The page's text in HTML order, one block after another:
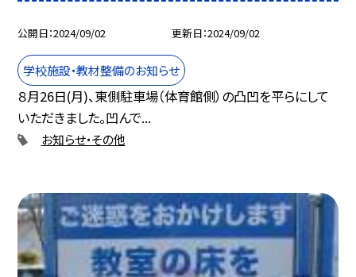
公開日 2024/09/02 更新日 2024/09/02
学校施設・教材整備のお知らせ
８月26日(月)、東側駐車場（体育館側）の凸凹を平らにして
いただきました。凹んで...
お知らせ・その他